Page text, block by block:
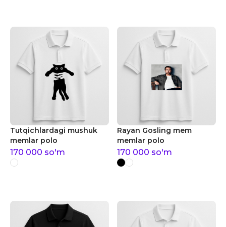
Tutqichlardagi mushuk
memlar polo
170 000 so'm
Rayan Gosling mem
memlar polo
170 000 so'm